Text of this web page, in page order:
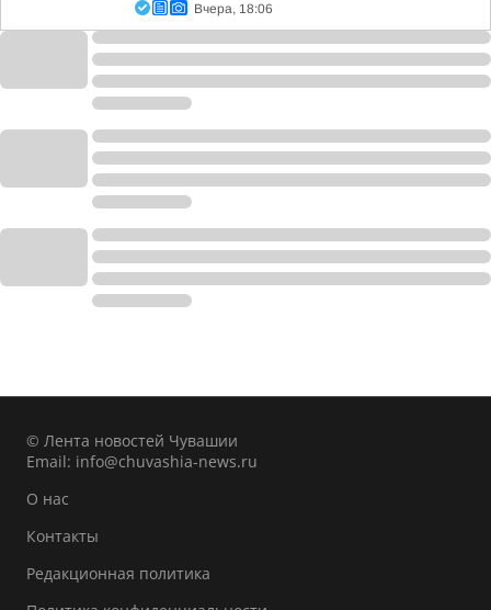
Вчера, 18:06
© Лента новостей Чувашии
Email: info@chuvashia-news.ru
О нас
Контакты
Редакционная политика